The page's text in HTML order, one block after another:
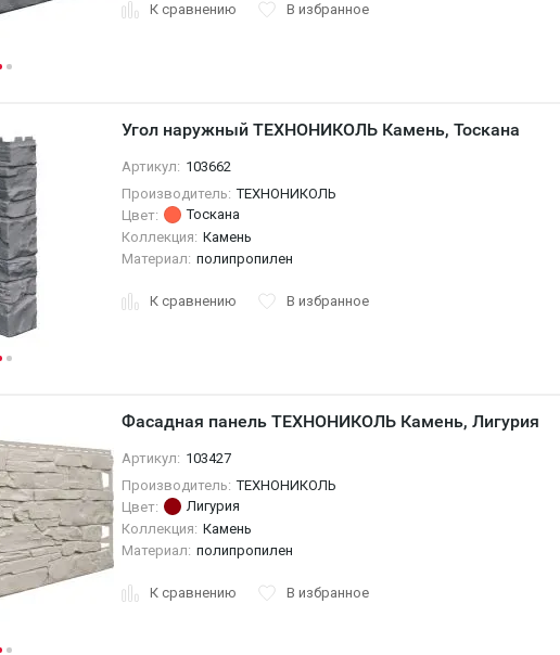
К сравнению В избранное
Угол наружный ТЕХНОНИКОЛЬ Камень, Тоскана
Артикул: 103662
Производитель: ТЕХНОНИКОЛЬ
Цвет:
Тоскана
Коллекция: Камень
Материал: полипропилен
К сравнению В избранное
Фасадная панель ТЕХНОНИКОЛЬ Камень, Лигурия
Артикул: 103427
Производитель: ТЕХНОНИКОЛЬ
Цвет:
Лигурия
Коллекция: Камень
Материал: полипропилен
К сравнению В избранное